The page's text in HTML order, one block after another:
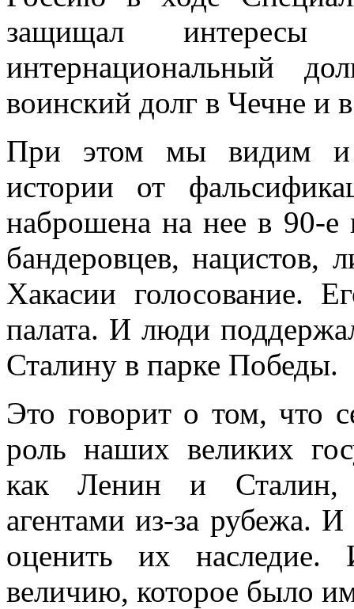
защищал интересы
интернациональный
воинский долг в Чечне и
При этом мы видим и
истории от
наброшена на нее в 90-е
бандеровцев, нацистов,
Хакасии голосование.
палата. И люди
Сталину в парке Победы.
Это говорит о том, что
роль наших великих
как Ленин и Сталин,
агентами из-за рубежа.
оценить их
величию, которое было